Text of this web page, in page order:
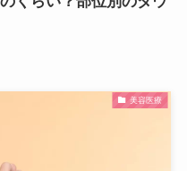
美容医療